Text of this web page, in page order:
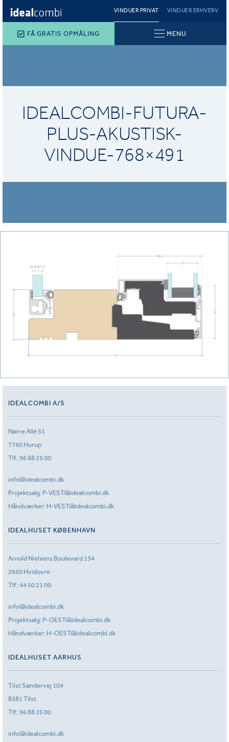
VINDUER PRIVAT VINDUER ERHVERV
FÅ GRATIS OPMÅLING MENU
IDEALCOMBI-FUTURA-
PLUS-AKUSTISK-
VINDUE-768×491
IDEALCOMBI A/S
Nørre Allé 51
7760 Hurup
Tlf.:96 88 25 00
info@idealcombi.dk
Projektsalg: P-VEST@idealcombi.dk
Håndværker: H-VEST@idealcombi.dk
IDEALHUSET KØBENHAVN
Arnold Nielsens Boulevard 134
2650 Hvidovre
Tlf.:44 50 21 00
info@idealcombi.dk
Projektsalg: P-OEST@idealcombi.dk
Håndværker: H-OEST@idealcombi.dk
IDEALHUSET AARHUS
Tilst Søndervej 104
8381 Tilst
Tlf.:96 88 25 00
info@idealcombi.dk